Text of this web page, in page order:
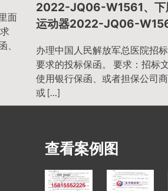
面
、
2022-JQ06-W1561、下
运动器2022-JQ06-
办理中国人民解放军总医院招
要求的投标保函。 要求：招标
使用银行保函、或者担保公司商
或 […]
查看案例图